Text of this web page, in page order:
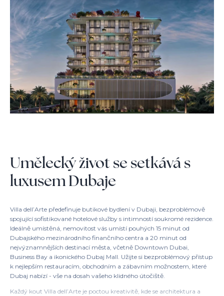
Umělecký život se setkává s
luxusem Dubaje
Villa dell’Arte předefinuje butikové bydlení v Dubaji, bezproblémově
spojující sofistikované hotelové služby s intimností soukromé rezidence.
Ideálně umístěná, nemovitost vás umístí pouhých 15 minut od
Dubajského mezinárodního finančního centra a 20 minut od
nejvýznamnějších destinací města, včetně Downtown Dubai,
Business Bay a ikonického Dubaj Mall. Užijte si bezproblémový přístup
k nejlepším restauracím, obchodním a zábavním možnostem, které
Dubaj nabízí - vše na dosah vašeho klidného útočiště.
Každý kout Villa dell’Arte je poctou kreativitě, kde se architektura a